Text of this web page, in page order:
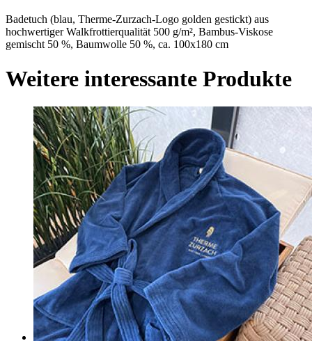
Badetuch (blau, Therme-Zurzach-Logo golden gestickt) aus
hochwertiger Walkfrottierqualität 500 g/m², Bambus-Viskose
gemischt 50 %, Baumwolle 50 %, ca. 100x180 cm
Weitere interessante Produkte